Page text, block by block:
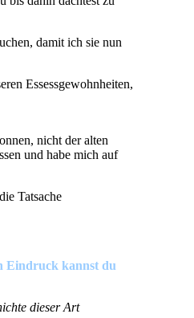
damit ich sie nun
Essessgewohnheiten,
nicht der alten
und habe mich auf
Tatsache
Eindruck kannst du
dieser Art